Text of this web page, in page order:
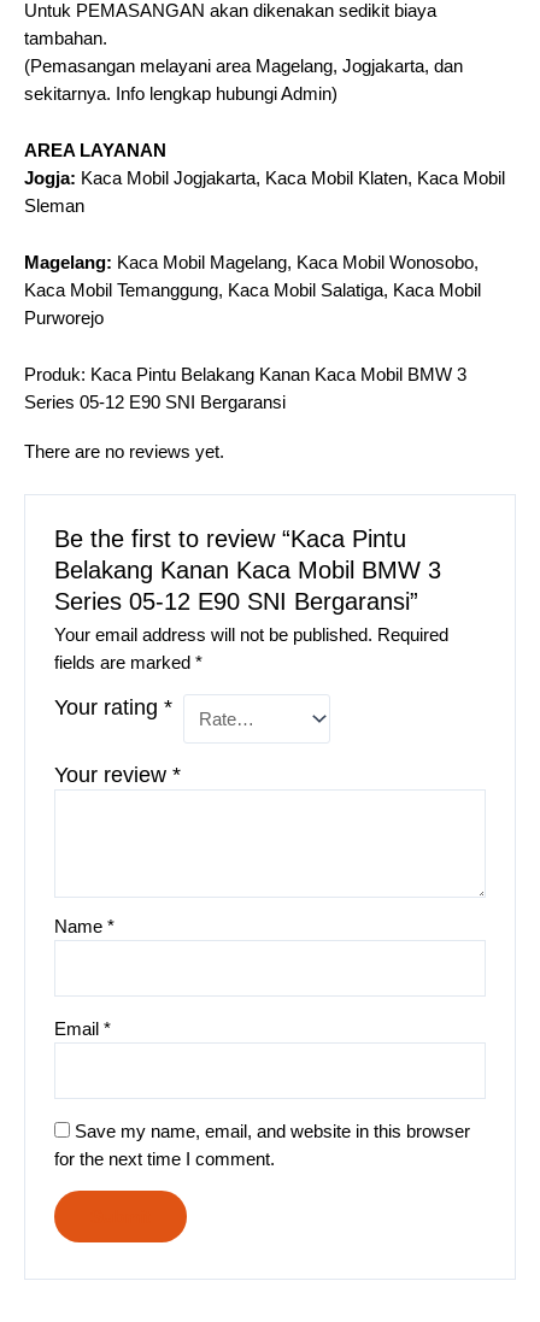
Untuk PEMASANGAN akan dikenakan sedikit biaya
tambahan.
(Pemasangan melayani area Magelang, Jogjakarta, dan
sekitarnya. Info lengkap hubungi Admin)
AREA LAYANAN
Jogja: Kaca Mobil Jogjakarta, Kaca Mobil Klaten, Kaca Mobil
Sleman
Magelang: Kaca Mobil Magelang, Kaca Mobil Wonosobo,
Kaca Mobil Temanggung, Kaca Mobil Salatiga, Kaca Mobil
Purworejo
Produk: Kaca Pintu Belakang Kanan Kaca Mobil BMW 3
Series 05-12 E90 SNI Bergaransi
There are no reviews yet.
Be the first to review “Kaca Pintu
Belakang Kanan Kaca Mobil BMW 3
Series 05-12 E90 SNI Bergaransi”
Your email address will not be published. Required
fields are marked*
Your rating*
Your review*
Name*
Email*
Save my name, email, and website in this browser
for the next time I comment.